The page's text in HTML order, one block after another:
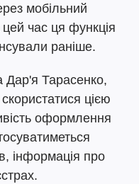
мобільний
час ця функція
раніше.
Дар'я Тарасенко,
цією
оформлення
інформація про